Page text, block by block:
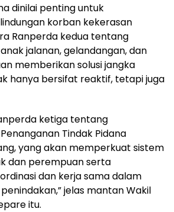
dinilai penting untuk
korban kekerasan
Ranperda kedua tentang
jalanan, gelandangan, dan
memberikan solusi jangka
hanya bersifat reaktif, tetapi juga
ketiga tentang
Tindak Pidana
yang akan memperkuat sistem
dan perempuan serta
dan kerja sama dalam
jelas mantan Wakil
itu.